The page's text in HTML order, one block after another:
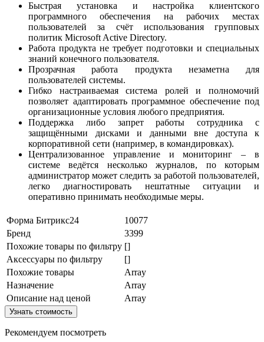
Быстрая установка и настройка клиентского
программного обеспечения на рабочих местах
пользователей за счёт использования групповых
политик Microsoft Active Directory.
Работа продукта не требует подготовки и специальных
знаний конечного пользователя.
Прозрачная работа продукта незаметна для
пользователей системы.
Гибко настраиваемая система ролей и полномочий
позволяет адаптировать программное обеспечение под
организационные условия любого предприятия.
Поддержка либо запрет работы сотрудника с
защищёнными дисками и данными вне доступа к
корпоративной сети (например, в командировках).
Централизованное управление и мониторинг – в
системе ведётся несколько журналов, по которым
администратор может следить за работой пользователей,
легко диагностировать нештатные ситуации и
оперативно принимать необходимые меры.
Форма Битрикс24
10077
Бренд
3399
Похожие товары по фильтру []
Аксессуары по фильтру
[]
Похожие товары
Array
Назначение
Array
Описание над ценой
Array
Узнать стоимость
Рекомендуем посмотреть